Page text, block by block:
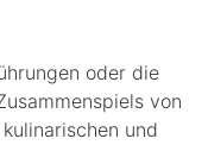
oder die
von
und